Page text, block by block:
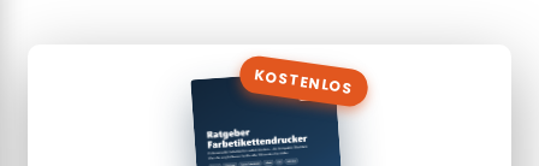
KOSTENLOS